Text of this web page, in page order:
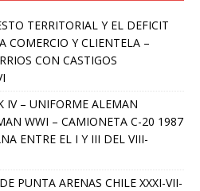
TERRITORIAL Y EL DEFICIT
COMERCIO Y CLIENTELA –
CON CASTIGOS
IV – UNIFORME ALEMAN
WWI – CAMIONETA C-20 1987
ENTRE EL I Y III DEL VIII-
PUNTA ARENAS CHILE XXXI-VII-